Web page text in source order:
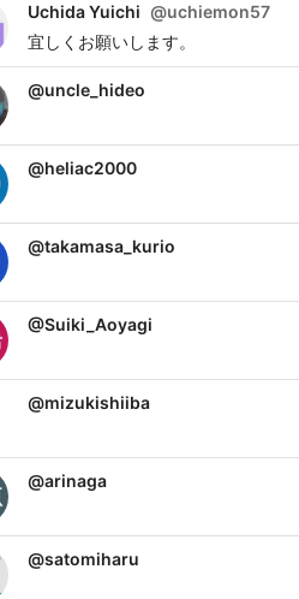
Uchida Yuichi @uchiemon57
宜しくお願いします。
@uncle_hideo
@heliac2000
@takamasa_kurio
@Suiki_Aoyagi
@mizukishiiba
@arinaga
@satomiharu